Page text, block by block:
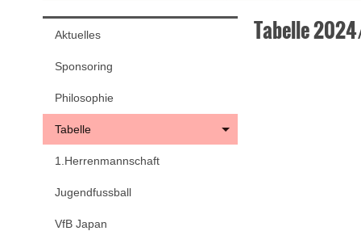
Tabelle
Aktuelles
Sponsoring
Philosophie
Tabelle
1.Herrenmannschaft
Jugendfussball
VfB Japan